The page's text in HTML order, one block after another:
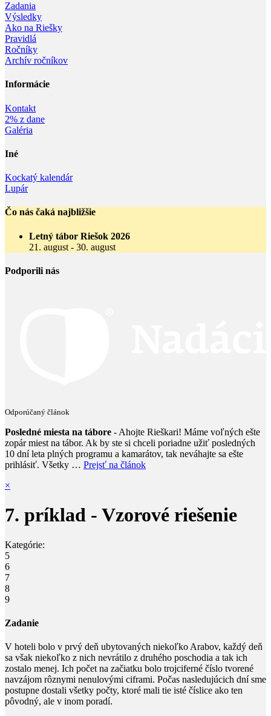
Zadania
Výsledky
Ako na Riešky
Pravidlá
Ročníky
Archív ročníkov
Informácie‎
Kontakt
2% z dane
Galéria
Iné
Kockatý kalendár
Lupár
Čo nás čaká najbližšie
Letný tábor Riešok 2026
21. august - 30. august
Podporili nás
Odporúčaný článok
Posledné miesta na tábore - Ahojte Rieškari! Máme voľných ešte
zopár miest na tábor. Ak by ste si chceli poriadne užiť posledných
10 dní leta plných programu a kamarátov, tak neváhajte sa ešte
prihlásiť. Všetky … Prejsť na článok
×
7. príklad - Vzorové riešenie
Kategórie:
5
6
7
8
9
Zadanie
V hoteli bolo v prvý deň ubytovaných niekoľko Arabov, každý deň
sa však niekoľko z nich nevrátilo z druhého poschodia a tak ich
zostalo menej. Ich počet na začiatku bolo trojciferné číslo tvorené
navzájom rôznymi nenulovými ciframi. Počas nasledujúcich dní sme
postupne dostali všetky počty, ktoré mali tie isté číslice ako ten
pôvodný, ale v inom poradí.